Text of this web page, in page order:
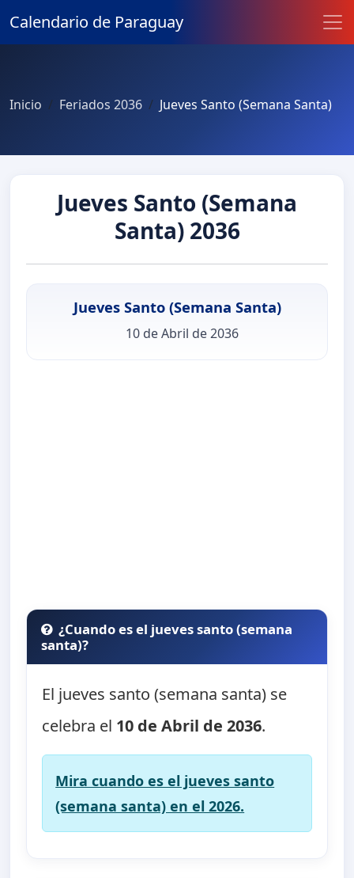
Calendario de Paraguay
Inicio Feriados 2036 Jueves Santo (Semana Santa)
Jueves Santo (Semana
Santa) 2036
Jueves Santo (Semana Santa)
10 de Abril de 2036
¿Cuando es el jueves santo (semana
santa)?
El jueves santo (semana santa) se
celebra el 10 de Abril de 2036.
Mira cuando es el jueves santo
(semana santa) en el 2026.